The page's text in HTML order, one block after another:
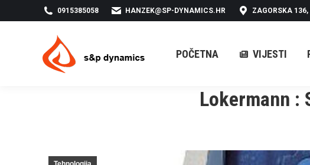
0915385058 HANZEK@SP-DYNAMICS.HR ZAGORSKA
POČETNA VIJESTI
Lokermann :
POČETNA VIJESTI